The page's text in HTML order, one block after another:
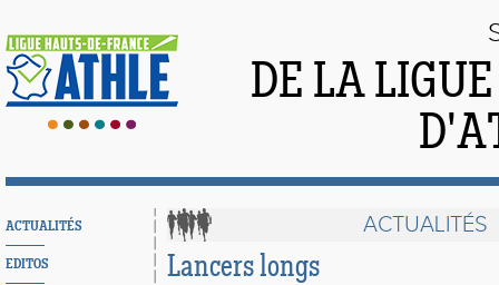
DE LA
ACTUALITÉS
EDITOS
ACTUALITÉS
Lancers longs